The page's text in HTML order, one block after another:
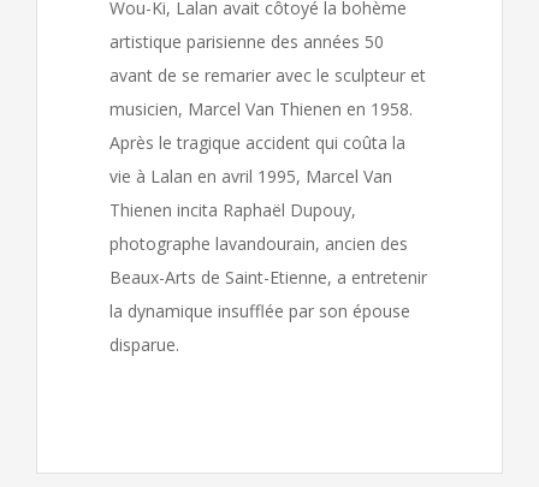
Wou-Ki, Lalan avait côtoyé la bohème
artistique parisienne des années 50
avant de se remarier avec le sculpteur et
musicien, Marcel Van Thienen en 1958.
Après le tragique accident qui coûta la
vie à Lalan en avril 1995, Marcel Van
Thienen incita Raphaël Dupouy,
photographe lavandourain, ancien des
Beaux-Arts de Saint-Etienne, a entretenir
la dynamique insufflée par son épouse
disparue.